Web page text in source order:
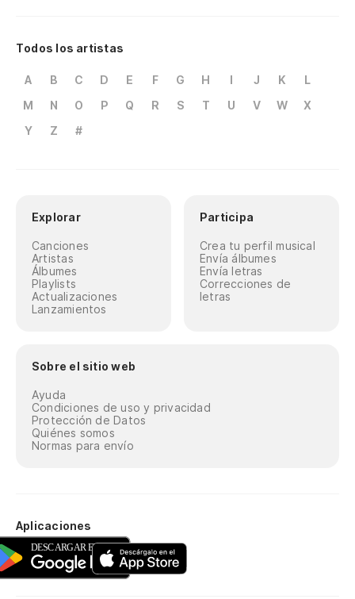
Todos los artistas
A B C D E F G H I J K
L
M
N O P Q R S T U V W
X
Y
Z #
Explorar
Canciones
Artistas
Álbumes
Playlists
Actualizaciones
Lanzamientos
Participa
Crea tu perfil musical
Envía álbumes
Envía letras
Correcciones de
letras
Sobre el sitio web
Ayuda
Condiciones de uso y privacidad
Protección de Datos
Quiénes somos
Normas para envío
Aplicaciones